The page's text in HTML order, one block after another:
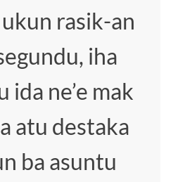
rasik-an
iha
ne’e mak
atu destaka
ba asuntu